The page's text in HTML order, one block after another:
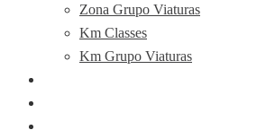
Zona Grupo Viaturas
Km Classes
Km Grupo Viaturas